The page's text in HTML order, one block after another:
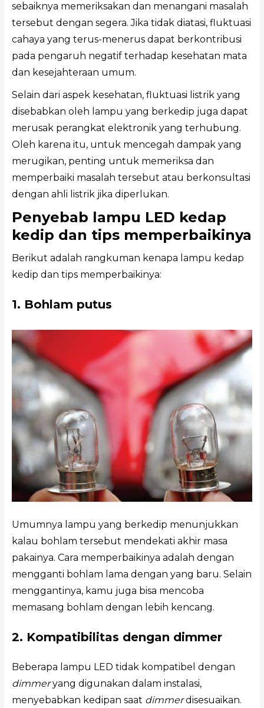
sebaiknya memeriksakan dan menangani masalah
tersebut dengan segera. Jika tidak diatasi, fluktuasi
cahaya yang terus-menerus dapat berkontribusi
pada pengaruh negatif terhadap kesehatan mata
dan kesejahteraan umum.
Selain dari aspek kesehatan, fluktuasi listrik yang
disebabkan oleh lampu yang berkedip juga dapat
merusak perangkat elektronik yang terhubung.
Oleh karena itu, untuk mencegah dampak yang
merugikan, penting untuk memeriksa dan
memperbaiki masalah tersebut atau berkonsultasi
dengan ahli listrik jika diperlukan.
Penyebab lampu LED kedap
kedip dan tips memperbaikinya
Berikut adalah rangkuman kenapa lampu kedap
kedip dan tips memperbaikinya:
1. Bohlam putus
Umumnya lampu yang berkedip menunjukkan
kalau bohlam tersebut mendekati akhir masa
pakainya. Cara memperbaikinya adalah dengan
mengganti bohlam lama dengan yang baru. Selain
menggantinya, kamu juga bisa mencoba
memasang bohlam dengan lebih kencang.
2. Kompatibilitas dengan dimmer
Beberapa lampu LED tidak kompatibel dengan
dimmeryang digunakan dalam instalasi,
menyebabkan kedipan saat dimmerdisesuaikan.